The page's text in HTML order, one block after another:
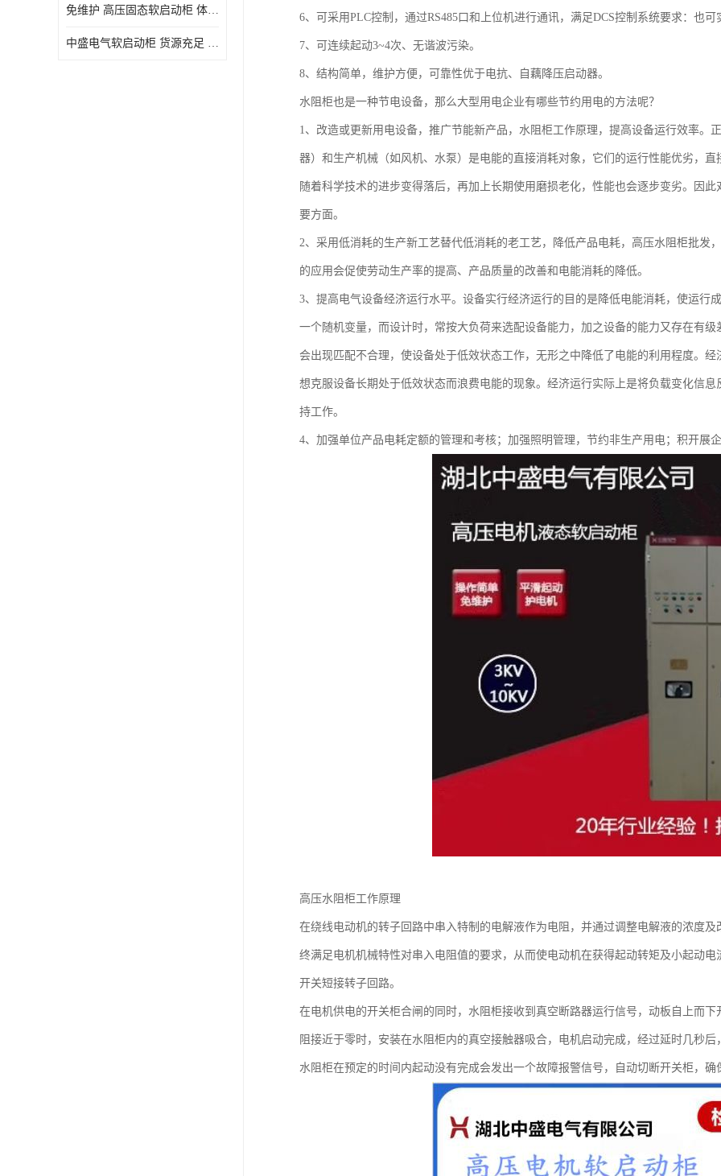
免维护 高压固态软启动柜 体积小、结构紧凑 节能降耗 湖北中盛
中盛电气软启动柜 货源充足 定制一站式服务
6、可采用PLC控制，通过RS485口和上位机进行通讯，满足DCS控制系统要求：也可
7、可连续起动3~4次、无谐波污染。
8、结构简单，维护方便，可靠性优于电抗、自藕降压启动器。
水阻柜也是一种节电设备，那么大型用电企业有哪些节约用电的方法呢？
1、改造或更新用电设备，推广节能新产品，水阻柜工作原理，提高设备运行效率。
器）和生产机械（如风机、水泵）是电能的直接消耗对象，它们的运行性能优劣，
随着科学技术的进步变得落后，再加上长期使用磨损老化，性能也会逐步变劣。因
要方面。
2、采用低消耗的生产新工艺替代低消耗的老工艺，降低产品电耗，高压水阻柜批发
的应用会促使劳动生产率的提高、产品质量的改善和电能消耗的降低。
3、提高电气设备经济运行水平。设备实行经济运行的目的是降低电能消耗，使运行
一个随机变量，而设计时，常按大负荷来选配设备能力，加之设备的能力又存在有
会出现匹配不合理，使设备处于低效状态工作，无形之中降低了电能的利用程度。
想克服设备长期处于低效状态而浪费电能的现象。经济运行实际上是将负载变化信
持工作。
4、加强单位产品电耗定额的管理和考核；加强照明管理，节约非生产用电；积开展企
高压水阻柜工作原理
在绕线电动机的转子回路中串入特制的电解液作为电阻，并通过调整电解液的浓度
终满足电机机械特性对串入电阻值的要求，从而使电动机在获得起动转矩及小起动
开关短接转子回路。
在电机供电的开关柜合闸的同时，水阻柜接收到真空断路器运行信号，动板自上而
阻接近于零时，安装在水阻柜内的真空接触器吸合，电机启动完成，经过延时几秒
水阻柜在预定的时间内起动没有完成会发出一个故障报警信号，自动切断开关柜，确